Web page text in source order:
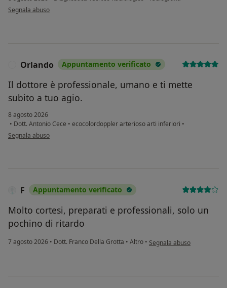
secondo l'opinione dell'utente C.P
Segnala abuso
Orlando Appuntamento verificato
Il dottore è professionale, umano e ti mette
subito a tuo agio.
8 agosto 2026
• Dott. Antonio Cece • ecocolordoppler arterioso arti inferiori •
secondo l'opinione dell'utente Orlando
Segnala abuso
F Appuntamento verificato
Molto cortesi, preparati e professionali, solo un
pochino di ritardo
7 agosto 2026 • Dott. Franco Della Grotta • Altro • secondo l'opinione
Segnala abuso